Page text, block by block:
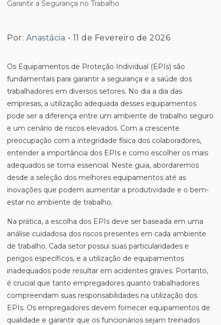
Por: Anastácia - 11 de Fevereiro de 2026
Os Equipamentos de Proteção Individual (EPIs) são
fundamentais para garantir a segurança e a saúde dos
trabalhadores em diversos setores. No dia a dia das
empresas, a utilização adequada desses equipamentos
pode ser a diferença entre um ambiente de trabalho seguro
e um cenário de riscos elevados. Com a crescente
preocupação com a integridade física dos colaboradores,
entender a importância dos EPIs e como escolher os mais
adequados se torna essencial. Neste guia, abordaremos
desde a seleção dos melhores equipamentos até as
inovações que podem aumentar a produtividade e o bem-
estar no ambiente de trabalho.
Na prática, a escolha dos EPIs deve ser baseada em uma
análise cuidadosa dos riscos presentes em cada ambiente
de trabalho. Cada setor possui suas particularidades e
perigos específicos, e a utilização de equipamentos
inadequados pode resultar em acidentes graves. Portanto,
é crucial que tanto empregadores quanto trabalhadores
compreendam suas responsabilidades na utilização dos
EPIs. Os empregadores devem fornecer equipamentos de
qualidade e garantir que os funcionários sejam treinados